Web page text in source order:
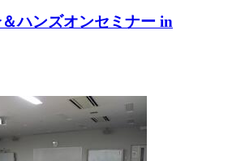
ハンズオンセミナー in